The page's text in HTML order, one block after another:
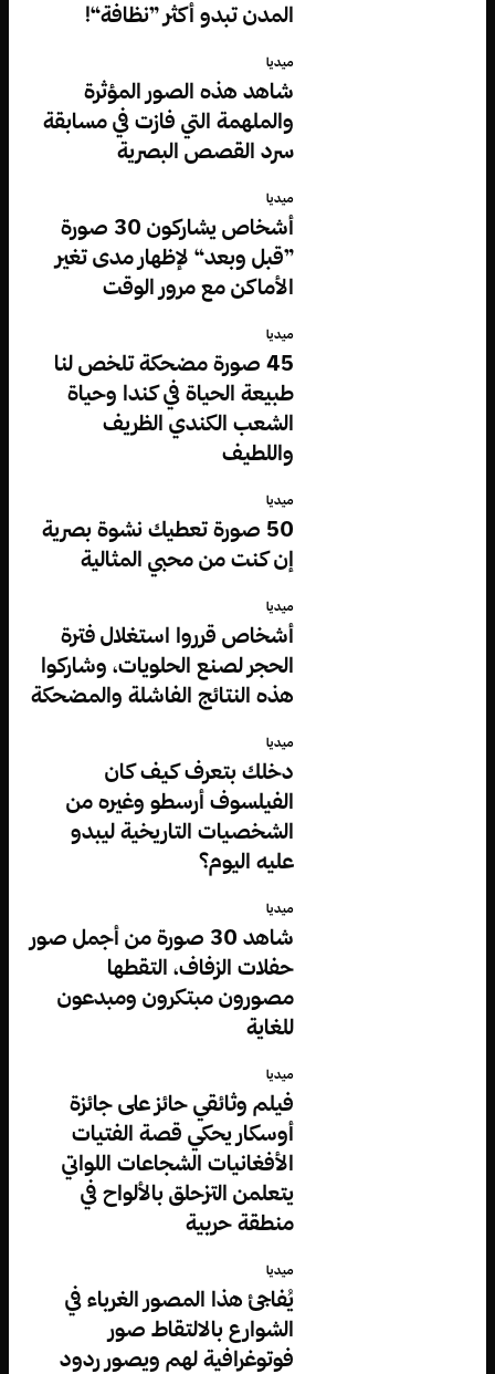
المدن تبدو أكثر ”نظافة“!
ميديا
شاهد هذه الصور المؤثرة
والملهمة التي فازت في مسابقة
سرد القصص البصرية
ميديا
أشخاص يشاركون 30 صورة
”قبل وبعد“ لإظهار مدى تغير
الأماكن مع مرور الوقت
ميديا
45 صورة مضحكة تلخص لنا
طبيعة الحياة في كندا وحياة
الشعب الكندي الظريف
واللطيف
ميديا
50 صورة تعطيك نشوة بصرية
إن كنت من محبي المثالية
ميديا
أشخاص قرروا استغلال فترة
الحجر لصنع الحلويات، وشاركوا
هذه النتائج الفاشلة والمضحكة
ميديا
دخلك بتعرف كيف كان
الفيلسوف أرسطو وغيره من
الشخصيات التاريخية ليبدو
عليه اليوم؟
ميديا
شاهد 30 صورة من أجمل صور
حفلات الزفاف، التقطها
مصورون مبتكرون ومبدعون
للغاية
ميديا
فيلم وثائقي حائز على جائزة
أوسكار يحكي قصة الفتيات
الأفغانيات الشجاعات اللواتي
يتعلمن التزحلق بالألواح في
منطقة حربية
ميديا
يُفاجئ هذا المصور الغرباء في
الشوارع بالالتقاط صور
فوتوغرافية لهم ويصور ردود